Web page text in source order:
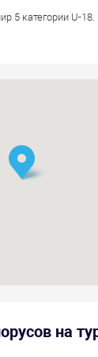
5 категории U-18.
на